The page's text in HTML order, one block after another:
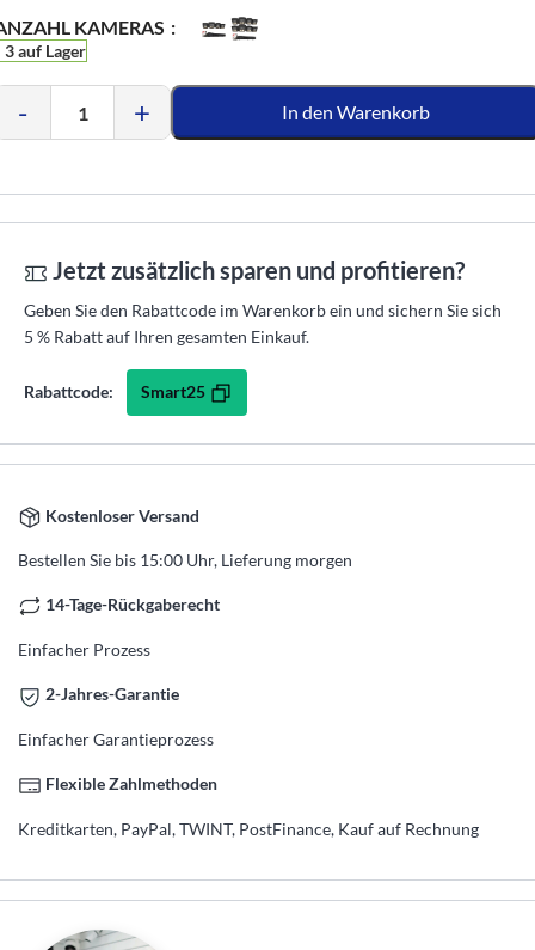
KAMERAS
3 auf Lager
- + In den Warenkorb
Jetzt zusätzlich sparen und profitieren?
Geben Sie den Rabattcode im Warenkorb ein und sichern Sie sich
5 % Rabatt auf Ihren gesamten Einkauf.
Rabattcode: Smart25
Kostenloser Versand
Bestellen Sie bis 15:00 Uhr, Lieferung morgen
14-Tage-Rückgaberecht
Einfacher Prozess
2-Jahres-Garantie
Einfacher Garantieprozess
Flexible Zahlmethoden
Kreditkarten, PayPal, TWINT, PostFinance, Kauf auf Rechnung